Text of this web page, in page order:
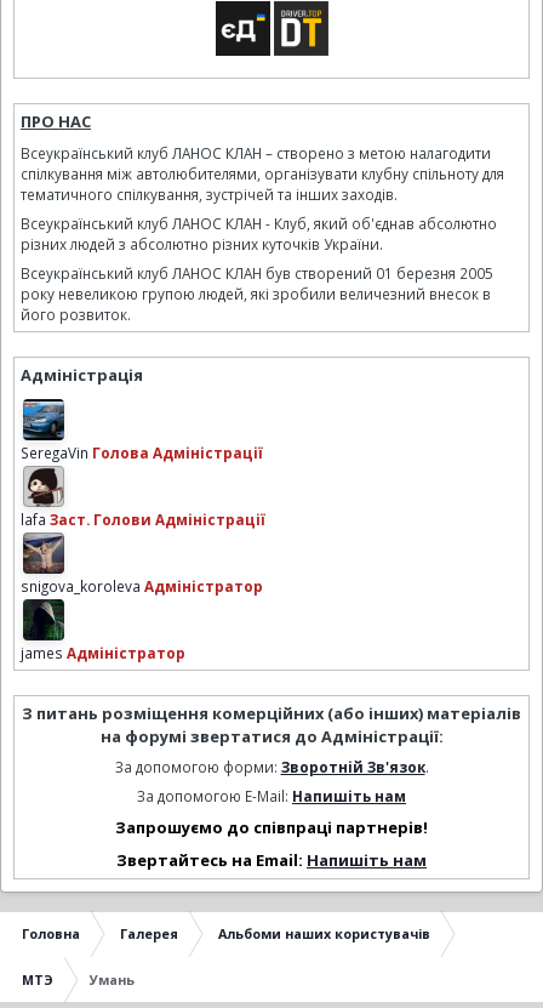
ПРО НАС
Всеукраїнський клуб ЛАНОС КЛАН – створено з метою налагодити
спілкування між автолюбителями, організувати клубну спільноту для
тематичного спілкування, зустрічей та інших заходів.
Всеукраїнський клуб ЛАНОС КЛАН - Клуб, який об'єднав абсолютно
різних людей з абсолютно різних куточків України.
Всеукраїнський клуб ЛАНОС КЛАН був створений 01 березня 2005
року невеликою групою людей, які зробили величезний внесок в
його розвиток.
Адміністрація
SeregaVin Голова Адміністрації
lafa Заст. Голови Адміністрації
snigova_koroleva Адміністратор
james Адміністратор
З питань розміщення комерційних (або інших) матеріалів
на форумі звертатися до Адміністрації:
За допомогою форми: Зворотній Зв'язок.
За допомогою E-Mail: Напишіть нам
Запрошуємо до співпраці партнерів!
Звертайтесь на Email: Напишіть нам
Головна Галерея Альбоми наших користувачів
МТЭ Умань